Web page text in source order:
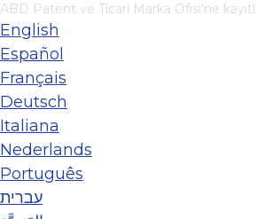
ABD Patent ve Ticari Marka Ofisi'ne
English
Español
Français
Deutsch
Italiana
Nederlands
Português
עברית